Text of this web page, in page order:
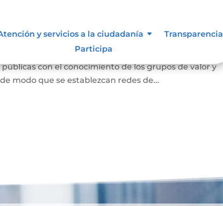
y servicios a la ciudadanía
Transparencia
Participa
abierta
como la interacción con la ciudadanía para la
con el conocimiento de los grupos de valor y
modo que se establezcan redes de...